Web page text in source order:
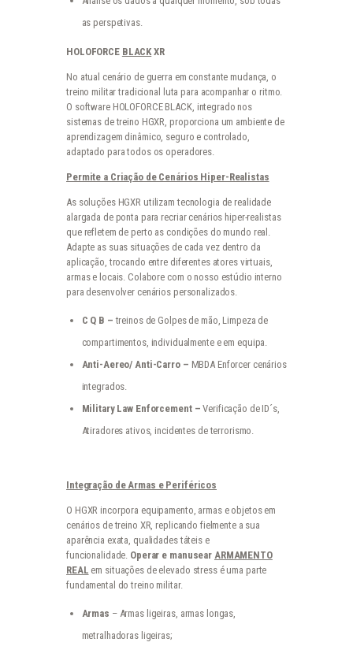
as perspetivas.
HOLOFORCE BLACK XR
No atual cenário de guerra em constante mudança, o
treino militar tradicional luta para acompanhar o ritmo.
O software HOLOFORCE BLACK, integrado nos
sistemas de treino HGXR, proporciona um ambiente de
aprendizagem dinâmico, seguro e controlado,
adaptado para todos os operadores.
Permite a Criação de Cenários Hiper-Realistas
As soluções HGXR utilizam tecnologia de realidade
alargada de ponta para recriar cenários hiper-realistas
que refletem de perto as condições do mundo real.
Adapte as suas situações de cada vez dentro da
aplicação, trocando entre diferentes atores virtuais,
armas e locais. Colabore com o nosso estúdio interno
para desenvolver cenários personalizados.
C Q B –treinos de Golpes de mão, Limpeza de
compartimentos, individualmente e em equipa.
Anti-Aereo/ Anti-Carro – MBDA Enforcer cenários
integrados.
Military Law Enforcement –Verificação de ID´s,
Atiradores ativos, incidentes de terrorismo.
Integração de Armas e Periféricos
O HGXR incorpora equipamento, armas e objetos em
cenários de treino XR, replicando fielmente a sua
aparência exata, qualidades táteis e
funcionalidade. Operar e manusear ARMAMENTO
REAL em situações de elevado stress é uma parte
fundamental do treino militar.
Armas – Armas ligeiras, armas longas,
metralhadoras ligeiras;